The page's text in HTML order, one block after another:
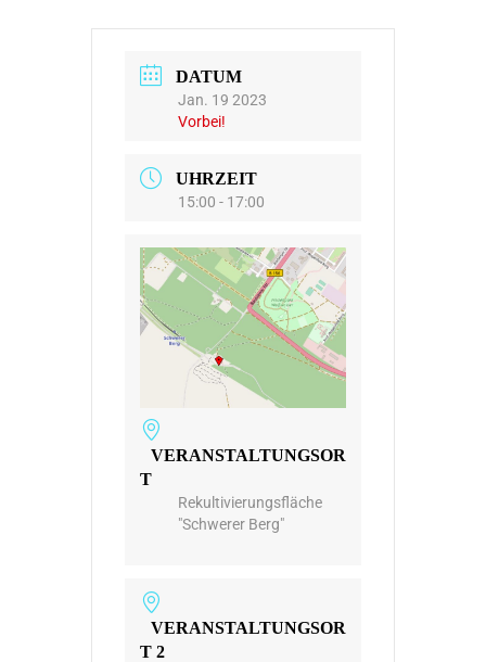
DATUM
Jan. 19 2023
Vorbei!
UHRZEIT
15:00 - 17:00
VERANSTALTUNGSOR
T
Rekultivierungsfläche
"Schwerer Berg"
VERANSTALTUNGSOR
T 2